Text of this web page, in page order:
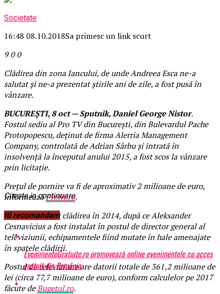
Societate
16:48 08.10.2018Sa primesc un link scurt
900
Clădirea din zona Iancului, de unde Andreea Esca ne-a
salutat și ne-a prezentat știrile ani de zile, a fost pusă în
vânzare.
BUCUREȘTI, 8 oct — Sputnik, Daniel George Nistor.
Fostul sediu al Pro TV din București, din Bulevardul Pache
Protopopescu, deținut de firma Alerria Management
Company, controlată de Adrian Sârbu și intrată în
insolvență la începutul anului 2015, a fost scos la vânzare
prin licitație.
Prețul de pornire va fi de aproximativ 2 milioane de euro,
informeazăProfit.ro.
Pro TV a părăsit clădirea în 2014, după ce Aleksander
Cesnavicius a fost instalat în postul de director general al
televiziunii, echipamentele fiind mutate în hale amenajate
în spatele clădirii.
Postul de televiziune are datorii totale de 361,2 milioane de
lei (circa 77,7 milioane de euro), conform calculelor pe 2017
făcute deBugetul.ro.
Citeste in continuare
Iti recomandam
EvenimenteGratuite.ro promovează online evenimentele cu acces
gratuit din România